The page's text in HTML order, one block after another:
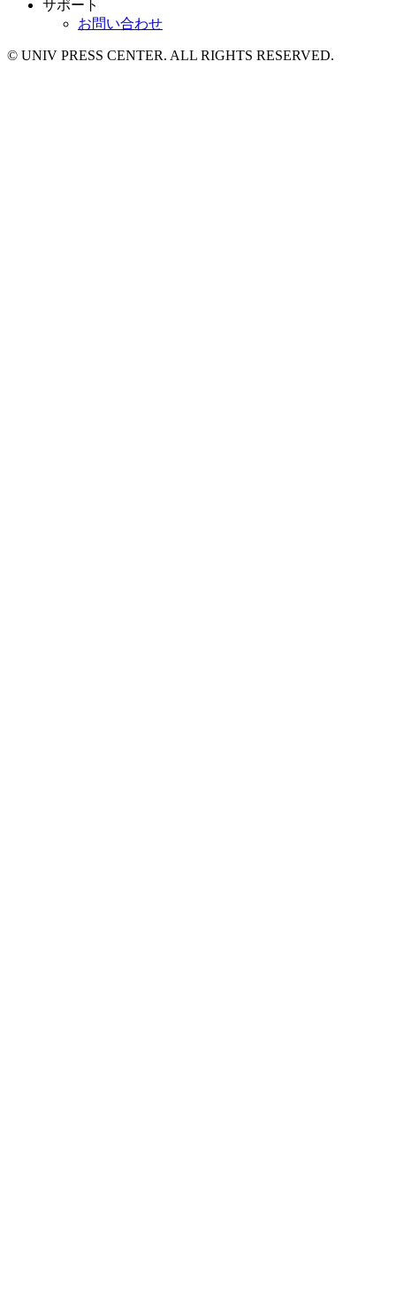
サポート
お問い合わせ
© UNIV PRESS CENTER. ALL RIGHTS RESERVED.